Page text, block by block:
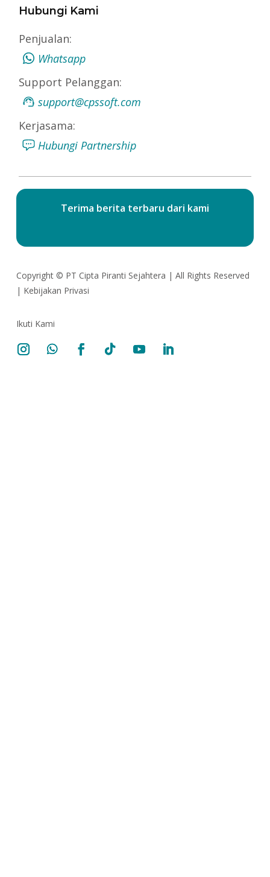
Hubungi Kami
Penjualan:
Whatsapp
Support Pelanggan:
support@cpssoft.com
Kerjasama:
Hubungi Partnership
Terima berita terbaru dari kami
Copyright © PT Cipta Piranti Sejahtera | All Rights Reserved
| Kebijakan Privasi
Ikuti Kami